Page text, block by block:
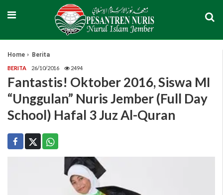
Home Berita
BERITA 26/10/2016 2494
Fantastis! Oktober 2016, Siswa MI
“Unggulan” Nuris Jember (Full Day
School) Hafal 3 Juz Al-Quran